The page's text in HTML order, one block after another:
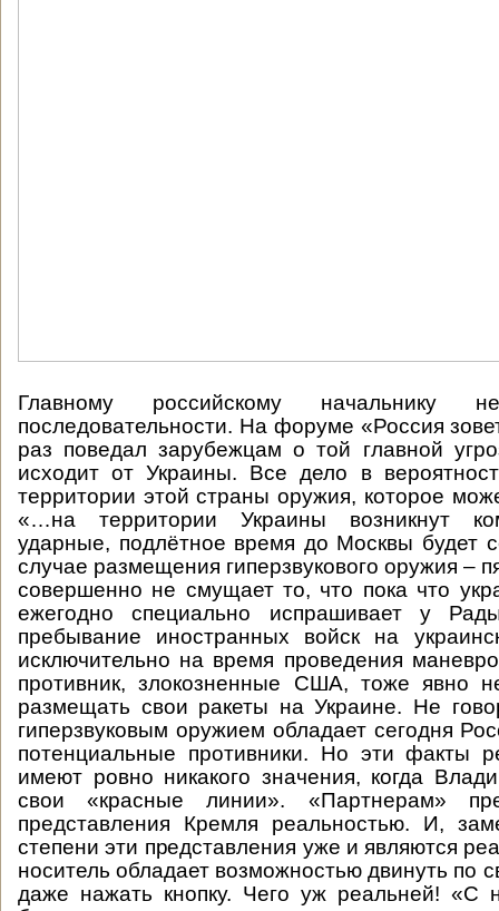
Главному российскому
последовательности. На форуме «Россия
раз поведал зарубежцам о той главной
исходит от Украины. Все дело в
территории этой страны оружия, которое
«…на территории Украины возникнут
ударные, подлётное время до Москвы будет
случае размещения гиперзвукового оружия –
совершенно не смущает то, что пока что
ежегодно специально испрашивает у
пребывание иностранных войск на
исключительно на время проведения
противник, злокозненные США, тоже явно
размещать свои ракеты на Украине. Не
гиперзвуковым оружием обладает сегодня
потенциальные противники. Но эти факты
имеют ровно никакого значения, когда
свои «красные линии». «Партнерам»
представления Кремля реальностью. И,
степени эти представления уже и являются
носитель обладает возможностью двинуть по
даже нажать кнопку. Чего уж реальней! «С